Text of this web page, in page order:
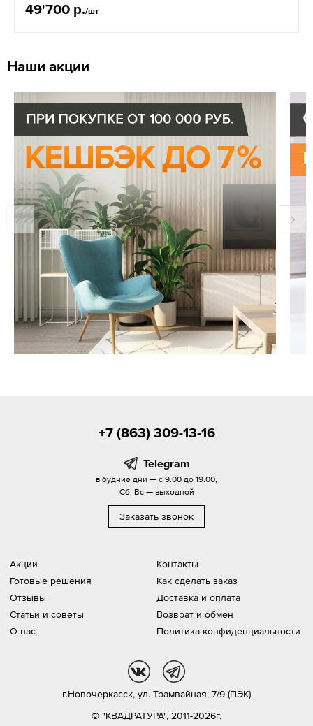
49'700 р./шт
Наши акции
Акции
Готовые решения
Отзывы
Статьи и советы
О нас
Контакты
Как сделать заказ
Доставка и оплата
Возврат и обмен
Политика конфиденциальности
+7 (863) 309-13-16
Telegram
в будние дни — с 9.00 до 19.00,
Сб, Вс — выходной
Заказать звонок
© "КВАДРАТУРА", 2011-2026г.
г.Новочеркасск, ул. Трамвайная, 7/9 (ПЭК)